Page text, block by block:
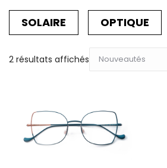
SOLAIRE OPTIQUE
2 résultats affichés Trié
du
au
plus
ancien